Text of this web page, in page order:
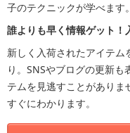
子のテクニックが学べます。
誰よりも早く情報ゲット！
新しく入荷されたアイテ
り。SNSやブログの更新
テムを見逃すことがありま
すぐにわかります。